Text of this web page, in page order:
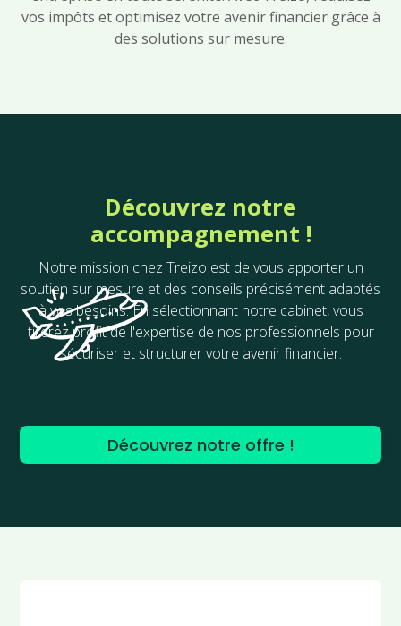
vos impôts et optimisez votre avenir financier grâce à
des solutions sur mesure.
Découvrez notre
accompagnement !
Notre mission chez Treizo est de vous apporter un
soutien sur mesure et des conseils précisément adaptés
à vos besoins. En sélectionnant notre cabinet, vous
tirerez profit de l'expertise de nos professionnels pour
sécuriser et structurer votre avenir financier.
Découvrez notre offre !